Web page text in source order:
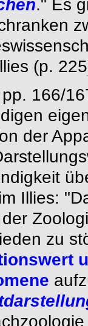
." Es
(p.
166/
der
Illies:
der
zu